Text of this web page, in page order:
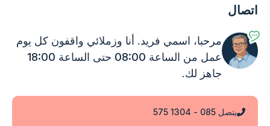
اتصال
مرحبا، اسمي فريد. أنا وزملائي واقفون كل يوم
عمل من الساعة 08:00 حتى الساعة 18:00
جاهز لك.
يتصل 085 - 1304 575